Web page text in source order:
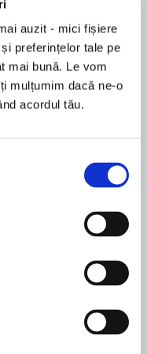
auzit - mici fișiere
preferințelor tale pe
mai bună. Le vom
mulțumim dacă ne-o
acordul tău.
story of how
today.
shut away
to her,
longs to return
intrigued. She
on a
whose work was